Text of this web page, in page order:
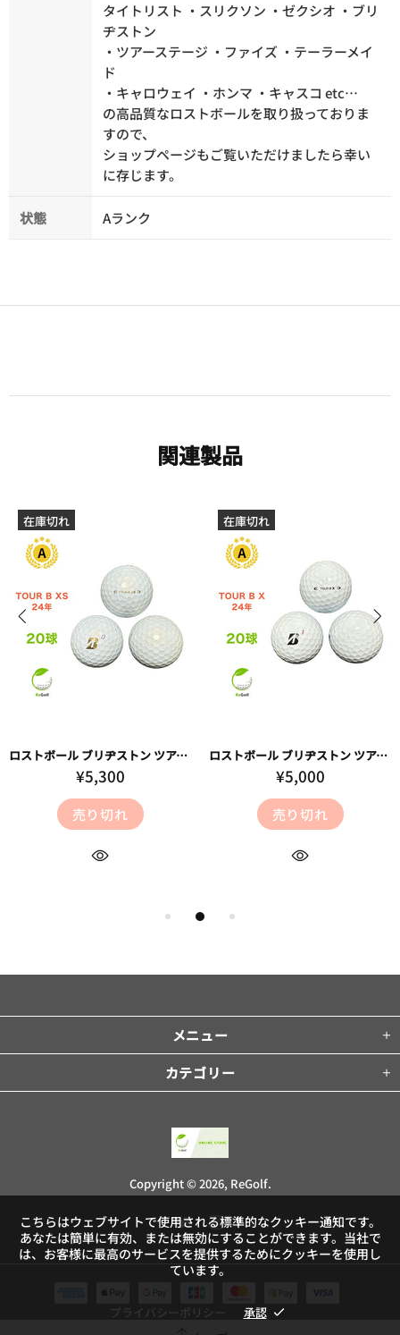
タイトリスト ・スリクソン ・ゼクシオ ・ブリ
ヂストン
・ツアーステージ ・ファイズ ・テーラーメイ
ド
・キャロウェイ ・ホンマ ・キャスコ etc…
の高品質なロストボールを取り扱っておりま
すので、
ショップページもご覧いただけましたら幸い
に存じます。
状態 Aランク
関連製品
在庫切れ
ロストボール ブリヂストン ツアーB TOUR B XS パール 2024年モデル 20球 Aランク ゴルフボール
¥5,300
売り切れ
在庫切れ
ロストボール ブリヂストン ツアーB TOUR B X ホワイト 2024年モデル 20球 Aランク ゴルフボール
¥5,000
売り切れ
メニュー
カテゴリー
Copyright © 2026, ReGolf.
こちらはウェブサイトで使用される標準的なクッキー通知です。
あなたは簡単に有効、または無効にすることができます。当社で
は、お客様に最高のサービスを提供するためにクッキーを使用し
ています。
プライバシーポリシー 承認